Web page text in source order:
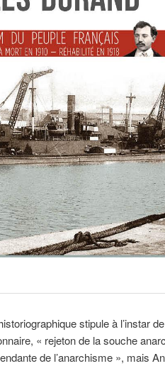
stipule à l’instar
« rejeton de la souche
de l’anarchisme », mais